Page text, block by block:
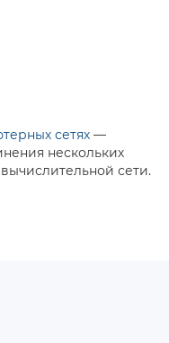
сетях —
нескольких
сети.